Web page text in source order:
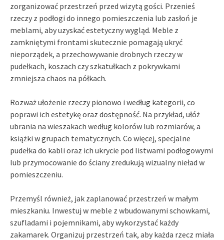
zorganizować przestrzeń przed wizytą gości. Przenieś
rzeczy z podłogi do innego pomieszczenia lub zasłoń je
meblami, aby uzyskać estetyczny wygląd. Meble z
zamkniętymi frontami skutecznie pomagają ukryć
nieporządek, a przechowywanie drobnych rzeczy w
pudełkach, koszach czy szkatułkach z pokrywkami
zmniejsza chaos na półkach.
Rozważ ułożenie rzeczy pionowo i według kategorii, co
poprawi ich estetykę oraz dostępność. Na przykład, ułóż
ubrania na wieszakach według kolorów lub rozmiarów, a
książki w grupach tematycznych. Co więcej, specjalne
pudełka do kabli oraz ich ukrycie pod listwami podłogowymi
lub przymocowanie do ściany zredukują wizualny nieład w
pomieszczeniu.
Przemyśl również, jak zaplanować przestrzeń w małym
mieszkaniu. Inwestuj w meble z wbudowanymi schowkami,
szufladami i pojemnikami, aby wykorzystać każdy
zakamarek. Organizuj przestrzeń tak, aby każda rzecz miała